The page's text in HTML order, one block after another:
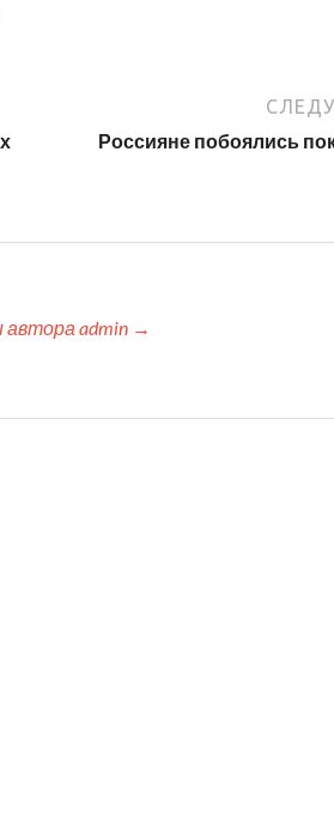
Россияне побоялись
автора admin →